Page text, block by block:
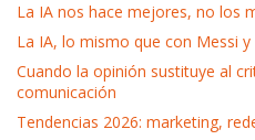
La IA nos hace mejores, no los
La IA, lo mismo que con Messi y
Cuando la opinión sustituye al
comunicación
Tendencias 2026: marketing,